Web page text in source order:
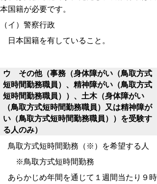
本国籍が必要です。
（イ）警察行政
日本国籍を有していること。
ウ その他（事務（身体障がい（鳥取方式
短時間勤務職員）、精神障がい（鳥取方式
短時間勤務職員））、土木（身体障がい
（鳥取方式短時間勤務職員）又は精神障が
い（鳥取方式短時間勤務職員））を受験す
る人のみ）
鳥取方式短時間勤務（※）を希望する人
※鳥取方式短時間勤務
あらかじめ年間を通じて１週間当たり９時